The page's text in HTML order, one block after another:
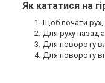
Як кататися на
Щоб почати рух,
Для руху назад
Для повороту
Для повороту